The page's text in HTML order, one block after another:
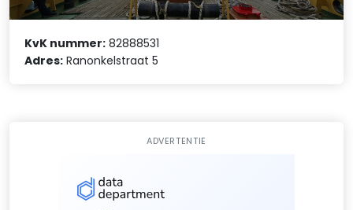
KvK nummer: 82888531
Adres: Ranonkelstraat 5
ADVERTENTIE